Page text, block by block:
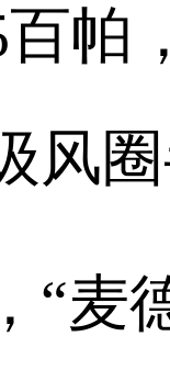
帕
风
德